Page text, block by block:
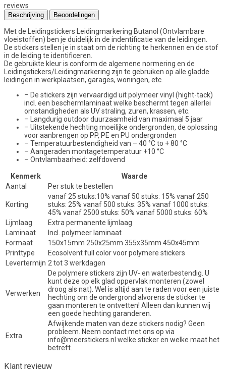
reviews
Beschrijving Beoordelingen
Met de Leidingstickers Leidingmarkering Butanol (Ontvlambare
vloeistoffen) ben je duidelijk in de indentificatie van de leidingen.
De stickers stellen je in staat om de richting te herkennen en de stof
in de leiding te identificeren.
De gebruikte kleur is conform de algemene normering en de
Leidingstickers/Leidingmarkering zijn te gebruiken op alle gladde
leidingen in werkplaatsen, garages, woningen, etc.
– De stickers zijn vervaardigd uit polymeer vinyl (hight-tack)
incl. een beschermlaminaat welke beschermt tegen allerlei
omstandigheden als UV straling, zuren, krassen, etc.
– Langdurig outdoor duurzaamheid van maximaal 5 jaar
– Uitstekende hechting moeilijke ondergronden, de oplossing
voor aanbrengen op PP, PE en PU ondergronden
– Temperatuurbestendigheid van – 40 °C to + 80 °C
– Aangeraden montagetemperatuur +10 °C
– Ontvlambaarheid: zelfdovend
Kenmerk
Waarde
Aantal
Per stuk te bestellen
Korting
vanaf 25 stuks:10% vanaf 50 stuks: 15% vanaf 250
stuks: 25% vanaf 500 stuks: 35% vanaf 1000 stuks:
45% vanaf 2500 stuks: 50% vanaf 5000 stuks: 60%
Lijmlaag
Extra permanente lijmlaag
Laminaat
Incl. polymeer laminaat
Formaat
150x15mm 250x25mm 355x35mm 450x45mm
Printtype
Ecosolvent full color voor polymere stickers
Levertermijn 2 tot 3 werkdagen
Verwerken
De polymere stickers zijn UV- en waterbestendig. U
kunt deze op elk glad oppervlak monteren (zowel
droog als nat). Wel is altijd aan te raden voor een juiste
hechting om de ondergrond alvorens de sticker te
gaan monteren te ontvetten! Alleen dan kunnen wij
een goede hechting garanderen.
Extra
Afwijkende maten van deze stickers nodig? Geen
probleem. Neem contact met ons op via
info@meerstickers.nl welke sticker en welke maat het
betreft.
Klant revieuw